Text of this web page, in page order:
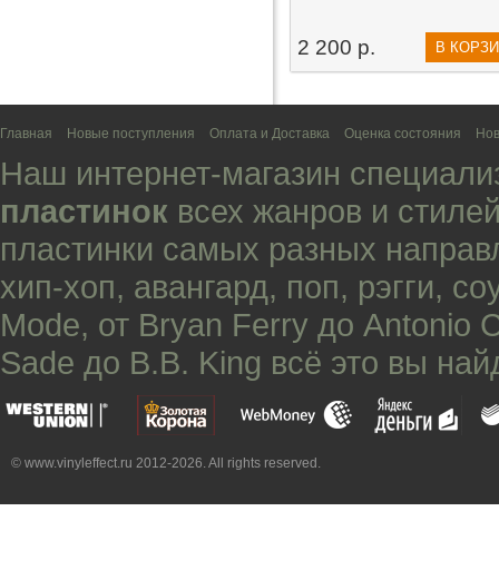
2 200 р. В
Главная Новые поступления Оплата и Доставка Оценка состояния
Наш интернет-магазин
пластинок всех жанров и
пластинки самых разных
хип-хоп, авангард, поп, рэгги,
Mode, от Bryan Ferry до Antonio
Sade до B.B. King всё это вы
© www.vinyleffect.ru 2012-2026. All rights reserved.